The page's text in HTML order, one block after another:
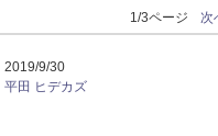
1/3ページ 次
2019/9/30
平田 ヒデカズ